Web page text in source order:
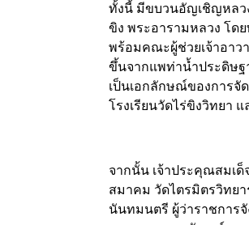
ทั้งนี้ มีขบวนอัญเชิญหลว
ขิง พระอารามหลวง โด
พร้อมคณะผู้ช่วยเจ้าอา
ขึ้นจากแพท่าน้ำประดิษ
เป็นเอกลักษณ์ของการจั
โรงเรียนวัดไร่ขิงวิทยา
จากนั้น เจ้าประคุณสมเ
สมาคม วัดไตรมิตรวิทย
นันทมนตรี ผู้ว่าราชการ